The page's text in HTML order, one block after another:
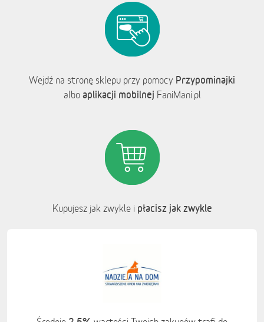
Wejdź na stronę sklepu przy pomocy Przypominajki
albo aplikacji mobilnej FaniMani.pl
Kupujesz jak zwykle i płacisz jak zwykle